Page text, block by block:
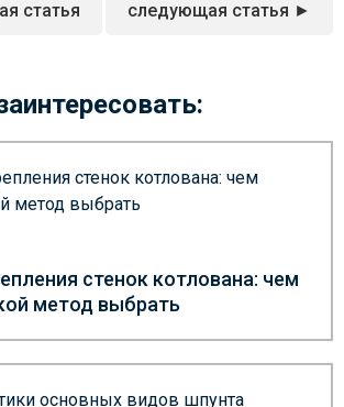
статья следующая статья ►
стенок котлована: чем
метод выбрать